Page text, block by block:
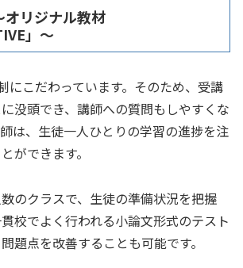
リジナル教材
」～
にこだわっています。そのため、受講
没頭でき、講師への質問もしやすくな
は、生徒一人ひとりの学習の進捗を注
ができます。
のクラスで、生徒の準備状況を把握
校でよく行われる小論文形式のテスト
題点を改善することも可能です。